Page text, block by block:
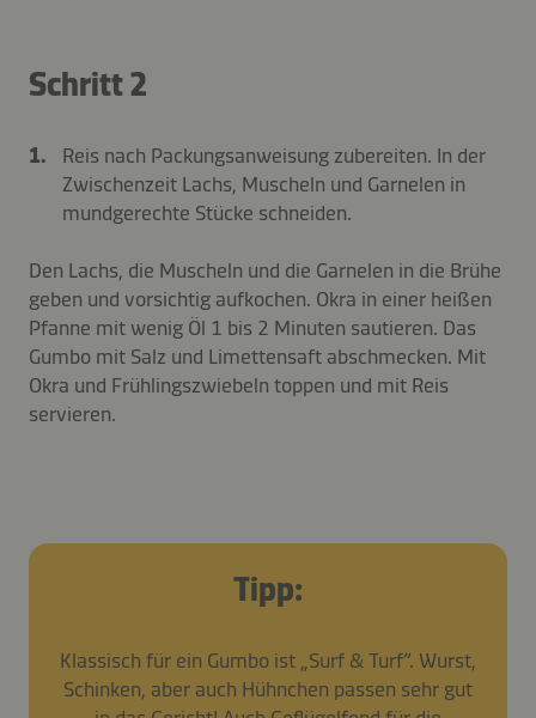
Schritt 2
Reis nach Packungsanweisung zubereiten. In der
Zwischenzeit Lachs, Muscheln und Garnelen in
mundgerechte Stücke schneiden.
Den Lachs, die Muscheln und die Garnelen in die Brühe
geben und vorsichtig aufkochen. Okra in einer heißen
Pfanne mit wenig Öl 1 bis 2 Minuten sautieren. Das
Gumbo mit Salz und Limettensaft abschmecken. Mit
Okra und Frühlingszwiebeln toppen und mit Reis
servieren.
Tipp:
Klassisch für ein Gumbo ist „Surf & Turf“. Wurst,
Schinken, aber auch Hühnchen passen sehr gut